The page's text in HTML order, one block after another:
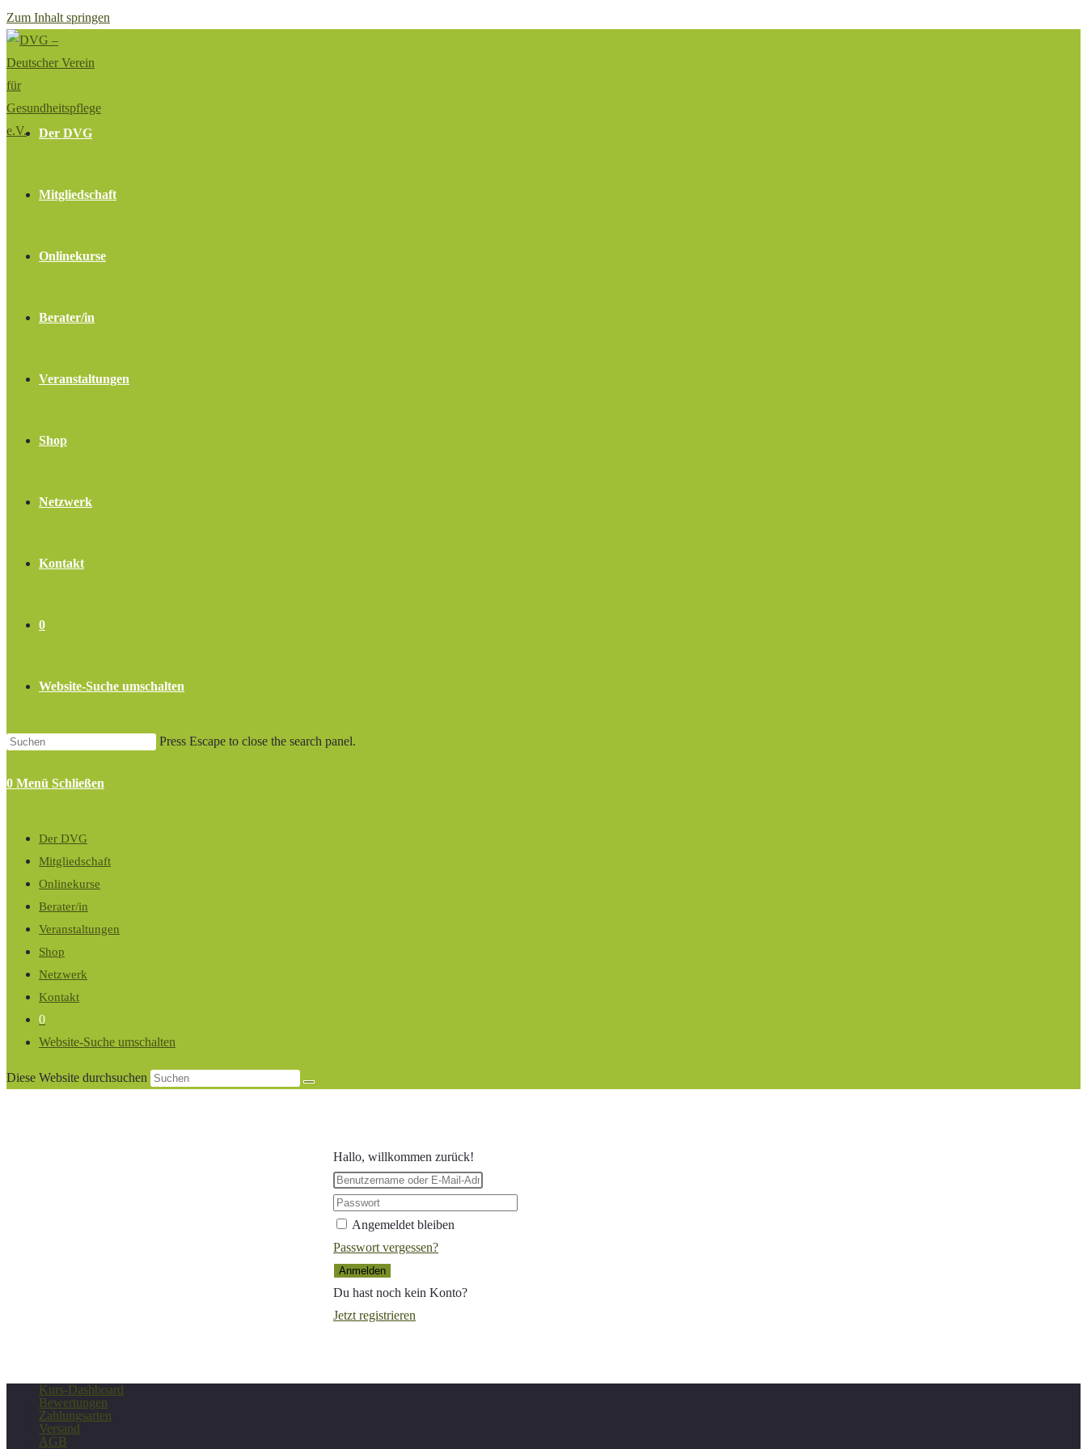
Zum Inhalt springen
Der DVG
Mitgliedschaft
Onlinekurse
Berater/in
Veranstaltungen
Shop
Netzwerk
Kontakt
0
Website-Suche umschalten
Press Escape to close the search panel.
0 Menü Schließen
Der DVG
Mitgliedschaft
Onlinekurse
Berater/in
Veranstaltungen
Shop
Netzwerk
Kontakt
0
Website-Suche umschalten
Diese Website durchsuchen
Hallo, willkommen zurück!
Angemeldet bleiben
Passwort vergessen?
Anmelden
Du hast noch kein Konto?
Jetzt registrieren
Kurs-Dashboard
Bewertungen
Zahlungsarten
Versand
AGB